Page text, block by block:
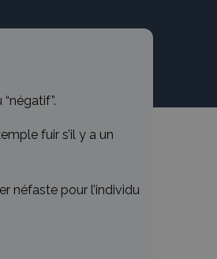
fuir s’il y a un
néfaste pour l’individu